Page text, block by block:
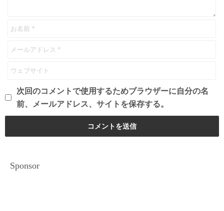
次回のコメントで使用するためブラウザーに自分の名
前、メールアドレス、サイトを保存する。
Sponsor